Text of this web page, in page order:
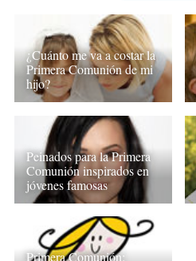
¿Cuánto me va a costar la
Primera Comunión de mi
hijo?
Peinados para la Primera
Comunión inspirados en
jóvenes famosas
Primera Comunión: